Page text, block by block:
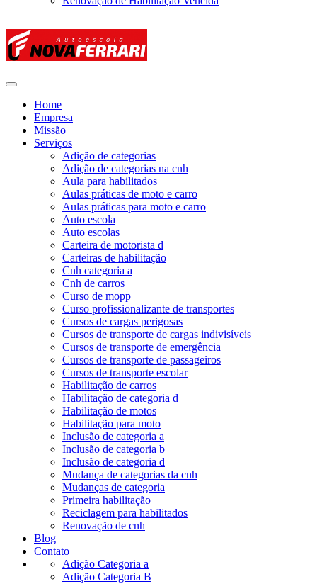
Home
Empresa
Missão
Serviços
Adição de categorias
Adição de categorias na cnh
Aula para habilitados
Aulas práticas de moto e carro
Aulas práticas para moto e carro
Auto escola
Auto escolas
Carteira de motorista d
Carteiras de habilitação
Cnh categoria a
Cnh de carros
Curso de mopp
Curso profissionalizante de transportes
Cursos de cargas perigosas
Cursos de transporte de cargas indivisíveis
Cursos de transporte de emergência
Cursos de transporte de passageiros
Cursos de transporte escolar
Habilitação de carros
Habilitação de categoria d
Habilitação de motos
Habilitação para moto
Inclusão de categoria a
Inclusão de categoria b
Inclusão de categoria d
Mudança de categorias da cnh
Mudanças de categoria
Primeira habilitação
Reciclagem para habilitados
Renovação de cnh
Blog
Contato
Adição Categoria a
Adição Categoria B